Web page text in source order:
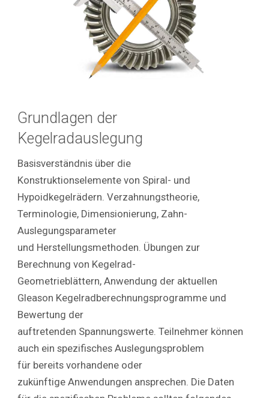
Grundlagen der
Kegelradauslegung
Basisverständnis über die
Konstruktionselemente von Spiral- und
Hypoidkegelrädern. Verzahnungstheorie,
Terminologie, Dimensionierung, Zahn-
Auslegungsparameter
und Herstellungsmethoden. Übungen zur
Berechnung von Kegelrad-
Geometrieblättern, Anwendung der aktuellen
Gleason Kegelradberechnungsprogramme und
Bewertung der
auftretenden Spannungswerte. Teilnehmer können
auch ein spezifisches Auslegungsproblem
für bereits vorhandene oder
zukünftige Anwendungen ansprechen. Die Daten